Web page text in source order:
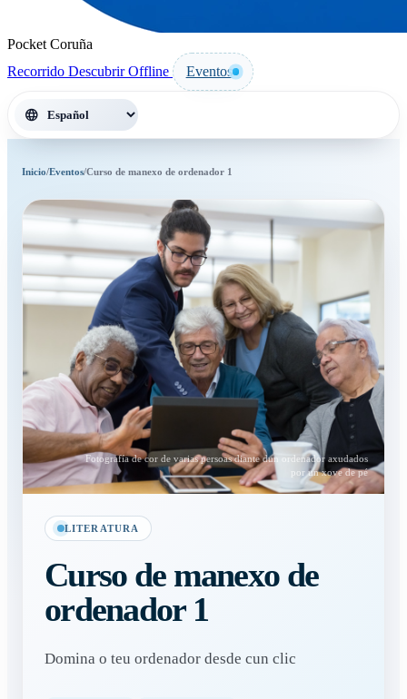
Pocket Coruña
Recorrido DescubrirOffline Eventos
language
Inicio/Eventos/Curso de manexo de ordenador 1
LITERATURA
Curso de manexo de
ordenador 1
Domina o teu ordenador desde cun clic
Fotografía de cor de varias persoas diante dun ordenador axudados
por un xove de pé